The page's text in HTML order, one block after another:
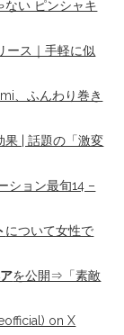
ない ピンシャキ
ース｜手軽に似
、ふんわり巻き
果 | 話題の「激変
ション最旬14 –
について女性で
を公開⇒「素敵
on X